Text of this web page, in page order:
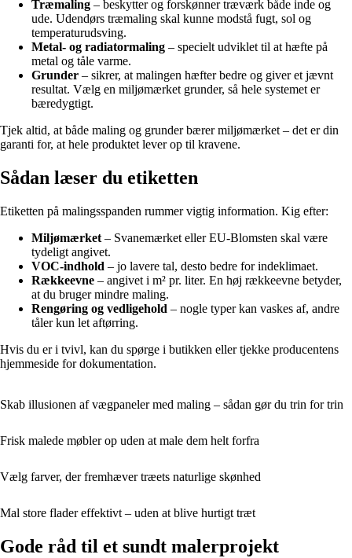
Træmaling – beskytter og forskønner træværk både inde og
ude. Udendørs træmaling skal kunne modstå fugt, sol og
temperaturudsving.
Metal- og radiator­maling – specielt udviklet til at hæfte på
metal og tåle varme.
Grunder – sikrer, at malingen hæfter bedre og giver et jævnt
resultat. Vælg en miljømærket grunder, så hele systemet er
bæredygtigt.
Tjek altid, at både maling og grunder bærer miljømærket – det er din
garanti for, at hele produktet lever op til kravene.
Sådan læser du etiketten
Etiketten på malingsspanden rummer vigtig information. Kig efter:
Miljømærket – Svanemærket eller EU-Blomsten skal være
tydeligt angivet.
VOC-indhold – jo lavere tal, desto bedre for indeklimaet.
Rækkeevne – angivet i m² pr. liter. En høj rækkeevne betyder,
at du bruger mindre maling.
Rengøring og vedligehold – nogle typer kan vaskes af, andre
tåler kun let aftørring.
Hvis du er i tvivl, kan du spørge i butikken eller tjekke producentens
hjemmeside for dokumentation.
Skab illusionen af vægpaneler med maling – sådan gør du trin for trin
Frisk malede møbler op uden at male dem helt forfra
Vælg farver, der fremhæver træets naturlige skønhed
Mal store flader effektivt – uden at blive hurtigt træt
Gode råd til et sundt malerprojekt